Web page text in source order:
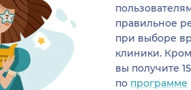
правильное
при выборе
клиники.
вы получите
по программе